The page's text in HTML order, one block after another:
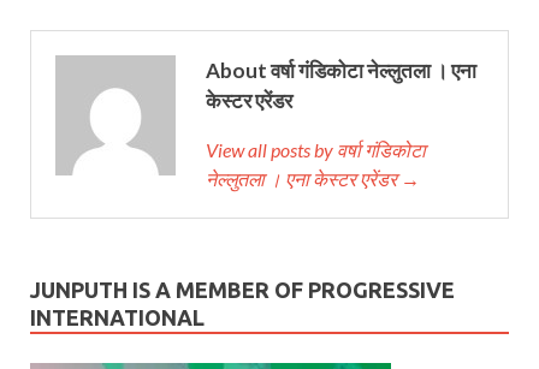
About वर्षा गंडिकोटा नेल्‍लुतला । एना
केस्‍टर एरेंडर
View all posts by वर्षा गंडिकोटा
नेल्‍लुतला । एना केस्‍टर एरेंडर →
JUNPUTH IS A MEMBER OF PROGRESSIVE
INTERNATIONAL